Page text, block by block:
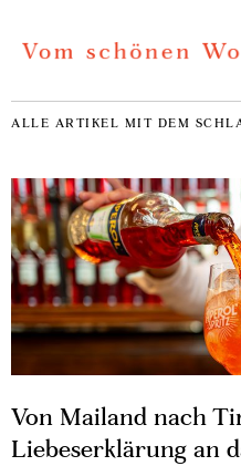
ALLE ARTIKEL MIT DEM
Von Mailand nach
Liebeserklärung an